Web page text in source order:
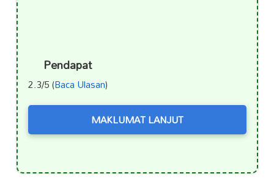
Pendapat
2.3/5 (Baca Ulasan)
MAKLUMAT LANJUT